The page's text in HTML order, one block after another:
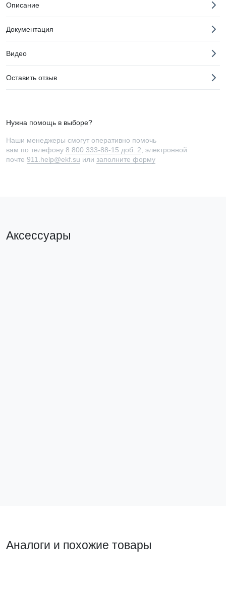
Описание
Документация
Видео
Оставить отзыв
Нужна помощь в выборе?
Наши менеджеры смогут оперативно помочь
вам по телефону 8 800 333-88-15 доб. 2 , электронной
почте 911.help@ekf.su или заполните форму
Аксессуары
Аналоги и похожие товары